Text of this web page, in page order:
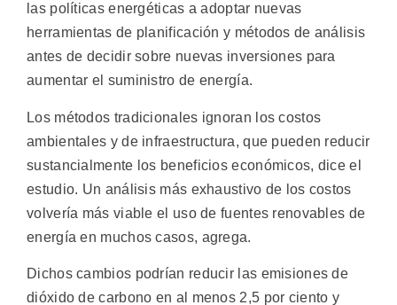
las políticas energéticas a adoptar nuevas
herramientas de planificación y métodos de análisis
antes de decidir sobre nuevas inversiones para
aumentar el suministro de energía.
Los métodos tradicionales ignoran los costos
ambientales y de infraestructura, que pueden reducir
sustancialmente los beneficios económicos, dice el
estudio. Un análisis más exhaustivo de los costos
volvería más viable el uso de fuentes renovables de
energía en muchos casos, agrega.
Dichos cambios podrían reducir las emisiones de
dióxido de carbono en al menos 2,5 por ciento y